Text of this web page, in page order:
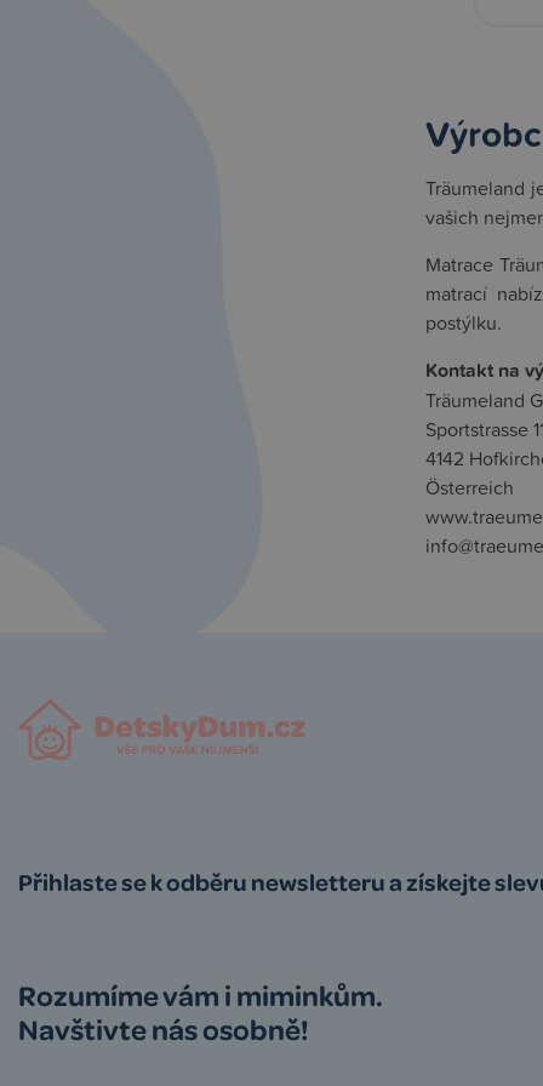
Träumeland
vašich
Matrace
matrací
postýlku.
Kontakt na
Träumeland
Sportstrasse
4142
Österreich
Přihlaste se k odběru newsletteru a získejte
Rozumíme vám i miminkům.
Navštivte nás osobně!